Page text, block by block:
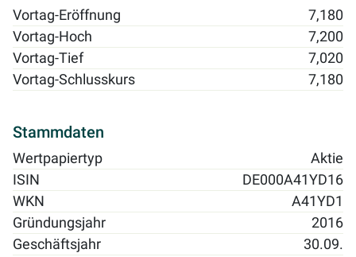
Vortag-Eröffnung
7,180
Vortag-Hoch
7,200
Vortag-Tief
7,020
Vortag-Schlusskurs
7,180
Stammdaten
Wertpapiertyp
Aktie
ISIN
DE000A41YD16
WKN
A41YD1
Gründungsjahr
2016
Geschäftsjahr
30.09.